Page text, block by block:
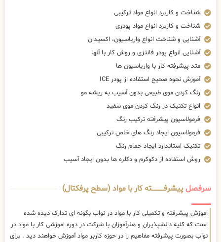
شناخت و کاربرد انواع مواد ترکیبی
شناخت و کاربرد انواع مواد پودری
آشنایی و شناخت انواع واریاسیون، اکسیدان
آشنایی انواع پودر فانتزی و روش کار با آنها
متد پیشرفته کار با واریاسیون ها
آموزش نحوه صحیح استفاده از پودر ICE
رنگ کردن موی طبیعی بدون آسیب به ریشه مو
انواع تکنیک در رنگ کردن موی سفید
فرمولاسیون پیشرفته ترکیب رنگ
فرمولاسیون ایجاد رنگ های خاص ترکیبی
تکنیک استاندارد ایجاد حمام رنگ
روش استفاده از دکوکرم و دکلره ها بدون ایجاد آسیب
سرفصلپیشرفــــــــــــته کار با مواد (سطح پرفکتال)
اموزش پیشرفته و تکمیلی کار با مواد در نواب بگونه ای تدارک دیده شده
است که کلیه دانشپذیران و هنرآموزان با شرکت در دوره اموزشی کار با مواد در
نواب بصورت پیشرفته مفاهیم را در حوزه کاربر مواد آموزش خواهند دید . برای